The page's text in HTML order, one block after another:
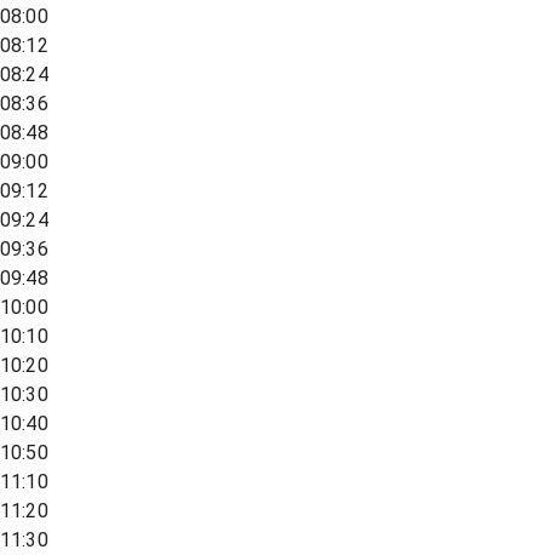
08:00
08:12
08:24
08:36
08:48
09:00
09:12
09:24
09:36
09:48
10:00
10:10
10:20
10:30
10:40
10:50
11:10
11:20
11:30